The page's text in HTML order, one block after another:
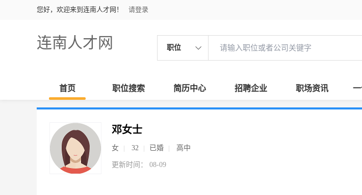
您好，欢迎来到连南人才网！ 请登录
连南人才网 职位
首页 职位搜索 简历中心 招聘企业 职场资讯
邓女士
女 32 已婚 高中
更新时间： 08-09